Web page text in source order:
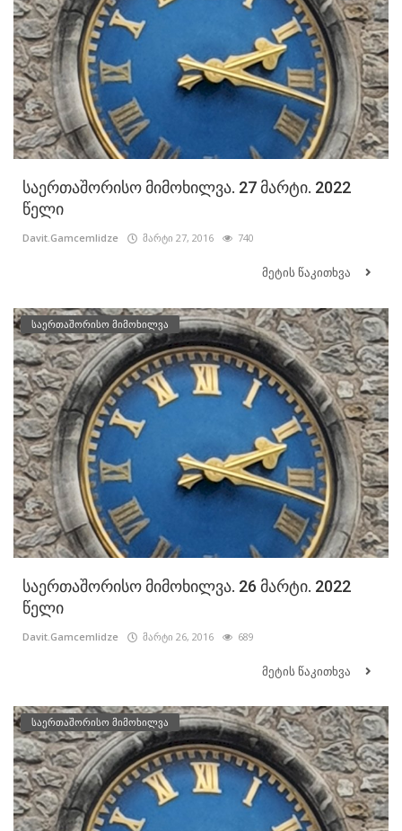
საერთაშორისო მიმოხილვა. 27 მარტი. 2022
წელი
Davit.Gamcemlidze მარტი 27, 2016 740
მეტის წაკითხვა
საერთაშორისო მიმოხილვა
საერთაშორისო მიმოხილვა. 26 მარტი. 2022
წელი
Davit.Gamcemlidze მარტი 26, 2016 689
მეტის წაკითხვა
საერთაშორისო მიმოხილვა